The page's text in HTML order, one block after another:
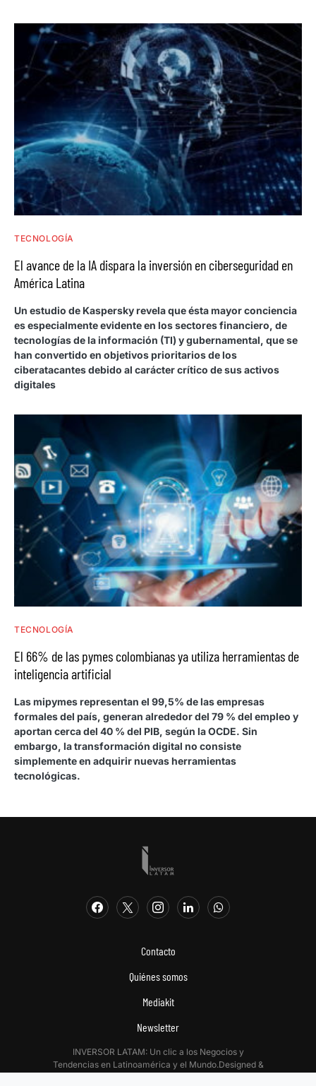
TECNOLOGÍA
El avance de la IA dispara la inversión en ciberseguridad en
América Latina
Un estudio de Kaspersky revela que ésta mayor conciencia
es especialmente evidente en los sectores financiero, de
tecnologías de la información (TI) y gubernamental, que se
han convertido en objetivos prioritarios de los
ciberatacantes debido al carácter crítico de sus activos
digitales
TECNOLOGÍA
El 66% de las pymes colombianas ya utiliza herramientas de
inteligencia artificial
Las mipymes representan el 99,5% de las empresas
formales del país, generan alrededor del 79 % del empleo y
aportan cerca del 40 % del PIB, según la OCDE. Sin
embargo, la transformación digital no consiste
simplemente en adquirir nuevas herramientas
tecnológicas.
Contacto
Quiénes somos
Mediakit
Newsletter
INVERSOR LATAM: Un clic a los Negocios y
Tendencias en Latinoamérica y el Mundo.Designed &